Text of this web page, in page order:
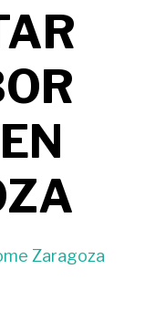
Zaragoza